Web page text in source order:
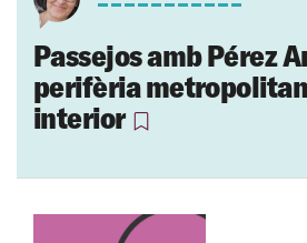
Passejos amb Pérez
perifèria
interior